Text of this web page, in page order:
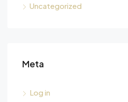
Uncategorized
Meta
Log in